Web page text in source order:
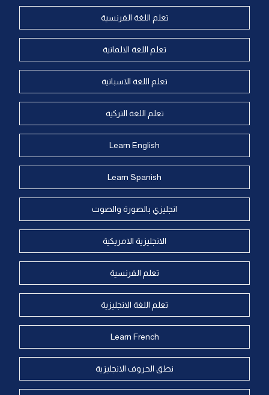
تعلم اللغة الفرنسية
تعلم اللغة الالمانية
تعلم اللغة الاسبانية
تعلم اللغة التركية
Learn English
Learn Spanish
انجليزي بالصورة والصوت
الانجليزية الامريكية
تعلم الفرنسية
تعلم اللغة الانجليزية
Learn French
نطق الحروف الانجليزية